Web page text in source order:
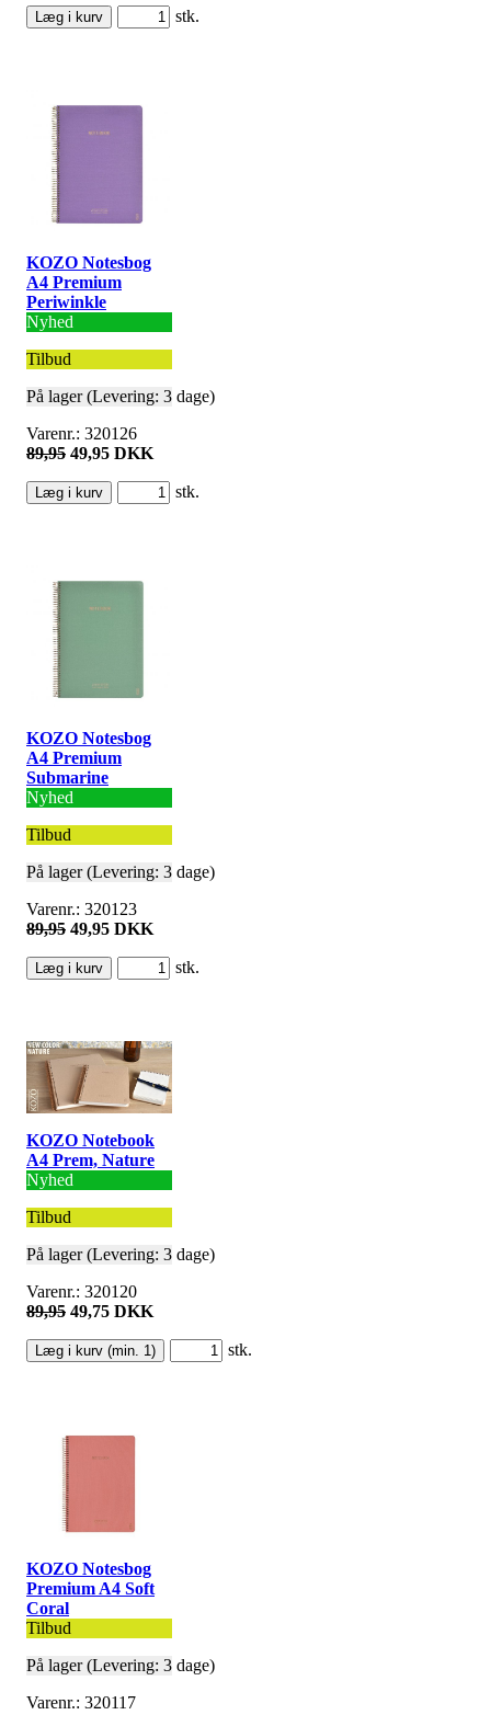
stk.
KOZO Notesbog
A4 Premium
Periwinkle
Nyhed
Tilbud
På lager (Levering: 3 dage)
Varenr.: 320126
89,95 49,95 DKK
stk.
KOZO Notesbog
A4 Premium
Submarine
Nyhed
Tilbud
På lager (Levering: 3 dage)
Varenr.: 320123
89,95 49,95 DKK
stk.
KOZO Notebook
A4 Prem, Nature
Nyhed
Tilbud
På lager (Levering: 3 dage)
Varenr.: 320120
89,95 49,75 DKK
stk.
KOZO Notesbog
Premium A4 Soft
Coral
Tilbud
På lager (Levering: 3 dage)
Varenr.: 320117